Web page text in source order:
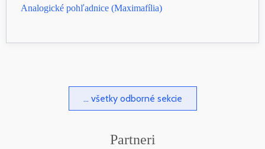
Analogické pohľadnice (Maximafília)
... všetky odborné sekcie
Partneri